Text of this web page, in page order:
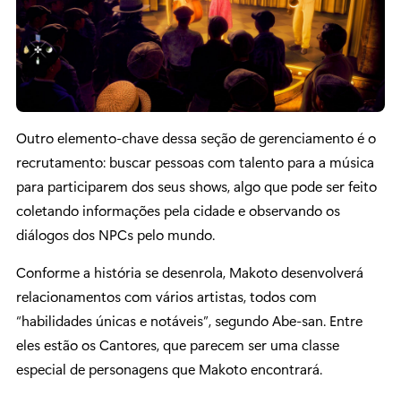
Outro elemento-chave dessa seção de gerenciamento é o
recrutamento: buscar pessoas com talento para a música
para participarem dos seus shows, algo que pode ser feito
coletando informações pela cidade e observando os
diálogos dos NPCs pelo mundo.
Conforme a história se desenrola, Makoto desenvolverá
relacionamentos com vários artistas, todos com
“habilidades únicas e notáveis”, segundo Abe-san. Entre
eles estão os Cantores, que parecem ser uma classe
especial de personagens que Makoto encontrará.